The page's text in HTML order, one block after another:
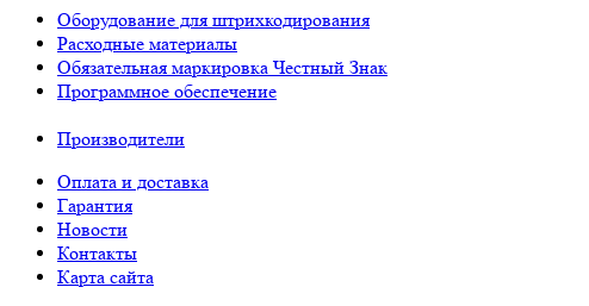
Оборудование для штрихкодирования
Расходные материалы
Обязательная маркировка Честный Знак
Программное обеспечение
Производители
Оплата и доставка
Гарантия
Новости
Контакты
Карта сайта